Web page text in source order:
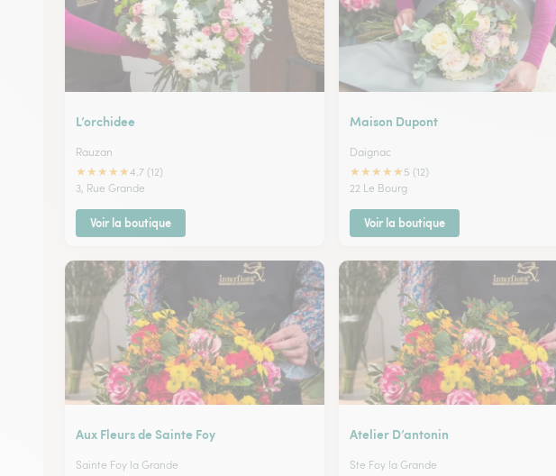
L’orchidee
Rauzan
★★★★★4.7 (12)
3, Rue Grande
Voir la boutique
Maison Dupont
Daignac
★★★★★ 5 (12)
22 Le Bourg
Voir la boutique
Aux Fleurs de Sainte Foy
Sainte Foy la Grande
Atelier D’antonin
Ste Foy la Grande